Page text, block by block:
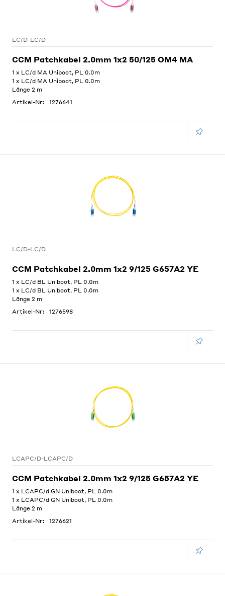
LC/D-LC/D
CCM Patchkabel 2.0mm 1x2 50/125 OM4 MA
1 x LC/d MA Uniboot, PL 0.0m
1 x LC/d MA Uniboot, PL 0.0m
Länge 2 m
Artikel-Nr:
1276641
LC/D-LC/D
CCM Patchkabel 2.0mm 1x2 9/125 G657A2 YE
1 x LC/d BL Uniboot, PL 0.0m
1 x LC/d BL Uniboot, PL 0.0m
Länge 2 m
Artikel-Nr:
1276598
LCAPC/D-LCAPC/D
CCM Patchkabel 2.0mm 1x2 9/125 G657A2 YE
1 x LCAPC/d GN Uniboot, PL 0.0m
1 x LCAPC/d GN Uniboot, PL 0.0m
Länge 2 m
Artikel-Nr:
1276621